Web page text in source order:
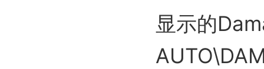
显示的